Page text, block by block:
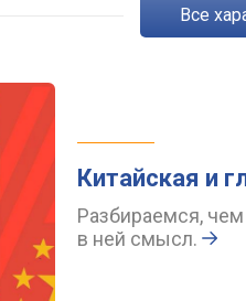
Все
Китайская и
Разбираемся,
в ней смысл.